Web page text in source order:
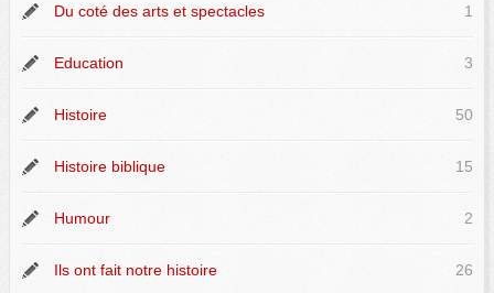
Du coté des arts et spectacles 1
Education 3
Histoire 50
Histoire biblique 15
Humour 2
Ils ont fait notre histoire 26